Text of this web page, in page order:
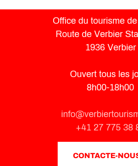
Office du tourisme
Route de Verbier
1936 Verbier
Ouvert tous les
8h00-18h00
+41 27 775 38
CONTACTE-